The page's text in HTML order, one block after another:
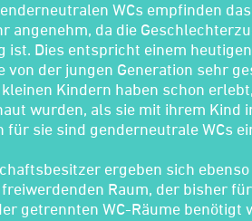
WCs empfinden
angenehm, da die
ist. Dies entspricht einem
von der jungen Generation sehr
Kindern haben schon
wurden, als sie mit ihrem Kind
für sie sind genderneutrale WCs
ergeben sich ebenso
Raum, der bisher für
getrennten WC-Räume benötigt